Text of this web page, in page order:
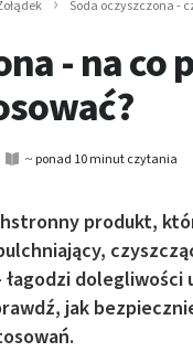
Soda oczyszczona -
- na co
~ ponad 10 minut czytania
produkt,
dolegliwości
jak